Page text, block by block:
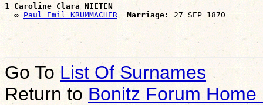
1 Caroline Clara NIETEN
  ∞
Paul Emil KRUMMACHER Marriage:
Go To List Of Surnames
Return toBonitz Forum Home